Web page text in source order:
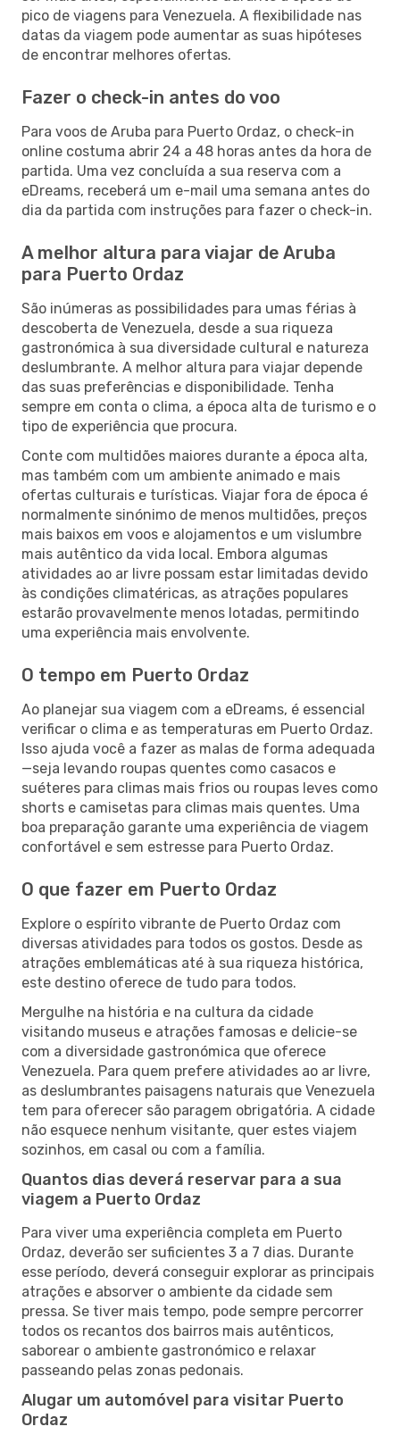
pico de viagens para Venezuela. A flexibilidade nas
datas da viagem pode aumentar as suas hipóteses
de encontrar melhores ofertas.
Fazer o check-in antes do voo
Para voos de Aruba para Puerto Ordaz, o check-in
online costuma abrir 24 a 48 horas antes da hora de
partida. Uma vez concluída a sua reserva com a
eDreams, receberá um e-mail uma semana antes do
dia da partida com instruções para fazer o check-in.
A melhor altura para viajar de Aruba
para Puerto Ordaz
São inúmeras as possibilidades para umas férias à
descoberta de Venezuela, desde a sua riqueza
gastronómica à sua diversidade cultural e natureza
deslumbrante. A melhor altura para viajar depende
das suas preferências e disponibilidade. Tenha
sempre em conta o clima, a época alta de turismo e o
tipo de experiência que procura.
Conte com multidões maiores durante a época alta,
mas também com um ambiente animado e mais
ofertas culturais e turísticas. Viajar fora de época é
normalmente sinónimo de menos multidões, preços
mais baixos em voos e alojamentos e um vislumbre
mais autêntico da vida local. Embora algumas
atividades ao ar livre possam estar limitadas devido
às condições climatéricas, as atrações populares
estarão provavelmente menos lotadas, permitindo
uma experiência mais envolvente.
O tempo em Puerto Ordaz
Ao planejar sua viagem com a eDreams, é essencial
verificar o clima e as temperaturas em Puerto Ordaz.
Isso ajuda você a fazer as malas de forma adequada
—seja levando roupas quentes como casacos e
suéteres para climas mais frios ou roupas leves como
shorts e camisetas para climas mais quentes. Uma
boa preparação garante uma experiência de viagem
confortável e sem estresse para Puerto Ordaz.
O que fazer em Puerto Ordaz
Explore o espírito vibrante de Puerto Ordaz com
diversas atividades para todos os gostos. Desde as
atrações emblemáticas até à sua riqueza histórica,
este destino oferece de tudo para todos.
Mergulhe na história e na cultura da cidade
visitando museus e atrações famosas e delicie-se
com a diversidade gastronómica que oferece
Venezuela. Para quem prefere atividades ao ar livre,
as deslumbrantes paisagens naturais que Venezuela
tem para oferecer são paragem obrigatória. A cidade
não esquece nenhum visitante, quer estes viajem
sozinhos, em casal ou com a família.
Quantos dias deverá reservar para a sua
viagem a Puerto Ordaz
Para viver uma experiência completa em Puerto
Ordaz, deverão ser suficientes 3 a 7 dias. Durante
esse período, deverá conseguir explorar as principais
atrações e absorver o ambiente da cidade sem
pressa. Se tiver mais tempo, pode sempre percorrer
todos os recantos dos bairros mais autênticos,
saborear o ambiente gastronómico e relaxar
passeando pelas zonas pedonais.
Alugar um automóvel para visitar Puerto
Ordaz